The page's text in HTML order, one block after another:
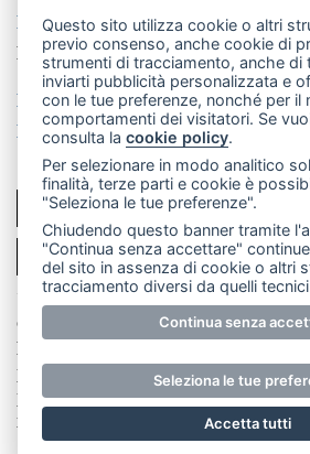
La redazione
CasateOnline
Made by VIP
Privacy policy
Cookie policy
Rivedi le tue scelte sui cookie
SCRIVICI
PER LA TUA
© Copyright Merateonline S.r.l. -
E' proibita la riproduzione e
parziale di testi, articoli e immagini
preventiva autorizzazione scritta
numero Rea LC 291.277 - Capitale
Questo sito utilizza cookie o altri
previo consenso, anche cookie di
strumenti di tracciamento, anche di
inviarti pubblicità personalizzata e
con le tue preferenze, nonché per il
comportamenti dei visitatori. Se
consulta lacookie policy.
Per selezionare in modo analitico
finalità, terze parti e cookie è
"Seleziona le tue preferenze".
Chiudendo questo banner tramite
"Continua senza accettare"
del sito in assenza di cookie o altri
tracciamento diversi da quelli
Continua senza
Seleziona le tue
Accetta tutti